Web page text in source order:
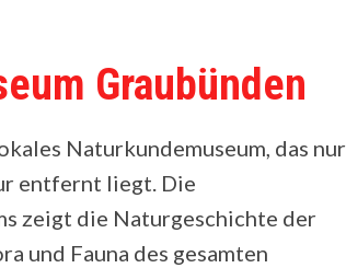
Graubünden
Naturkundemuseum, das nur
entfernt liegt. Die
zeigt die Naturgeschichte der
und Fauna des gesamten